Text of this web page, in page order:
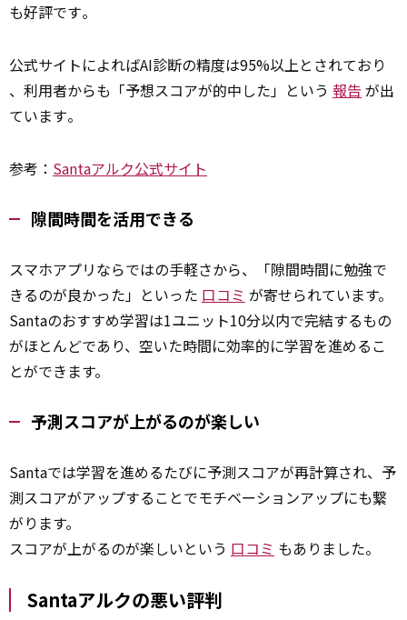
も好評です​。
公式サイトによればAI診断の精度は95%以上とされており​
、利用者からも「予想スコアが的中した」という 報告 が出
ています​。
参考： Santaアルク公式サイト
隙間時間を活用できる
スマホアプリならではの手軽さから、「隙間時間に勉強で
きるのが良かった」といった 口コミ が寄せられています。
Santaのおすすめ学習は1ユニット10分以内で完結するもの
がほとんどであり、空いた時間に効率的に学習を進めるこ
とができます。
予測スコアが上がるのが楽しい
Santaでは学習を進めるたびに予測スコアが再計算され、予
測スコアがアップすることでモチベーションアップにも繋
がります。
スコアが上がるのが楽しいという 口コミ もありました。
Santaアルクの悪い評判